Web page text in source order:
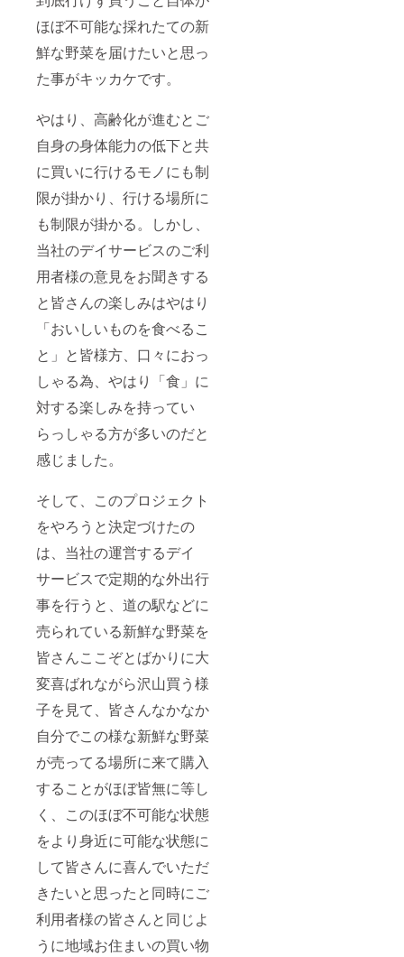
ほぼ不可能な採れたての新
鮮な野菜を届けたいと思っ
た事がキッカケです。
やはり、高齢化が進むとご
自身の身体能力の低下と共
に買いに行けるモノにも制
限が掛かり、行ける場所に
も制限が掛かる。しかし、
当社のデイサービスのご利
用者様の意見をお聞きする
と皆さんの楽しみはやはり
「おいしいものを食べるこ
と」と皆様方、口々におっ
しゃる為、やはり「食」に
対する楽しみを持ってい
らっしゃる方が多いのだと
感じました。
そして、このプロジェクト
をやろうと決定づけたの
は、当社の運営するデイ
サービスで定期的な外出行
事を行うと、道の駅などに
売られている新鮮な野菜を
皆さんここぞとばかりに大
変喜ばれながら沢山買う様
子を見て、皆さんなかなか
自分でこの様な新鮮な野菜
が売ってる場所に来て購入
することがほぼ皆無に等し
く、このほぼ不可能な状態
をより身近に可能な状態に
して皆さんに喜んでいただ
きたいと思ったと同時にご
利用者様の皆さんと同じよ
うに地域お住まいの買い物